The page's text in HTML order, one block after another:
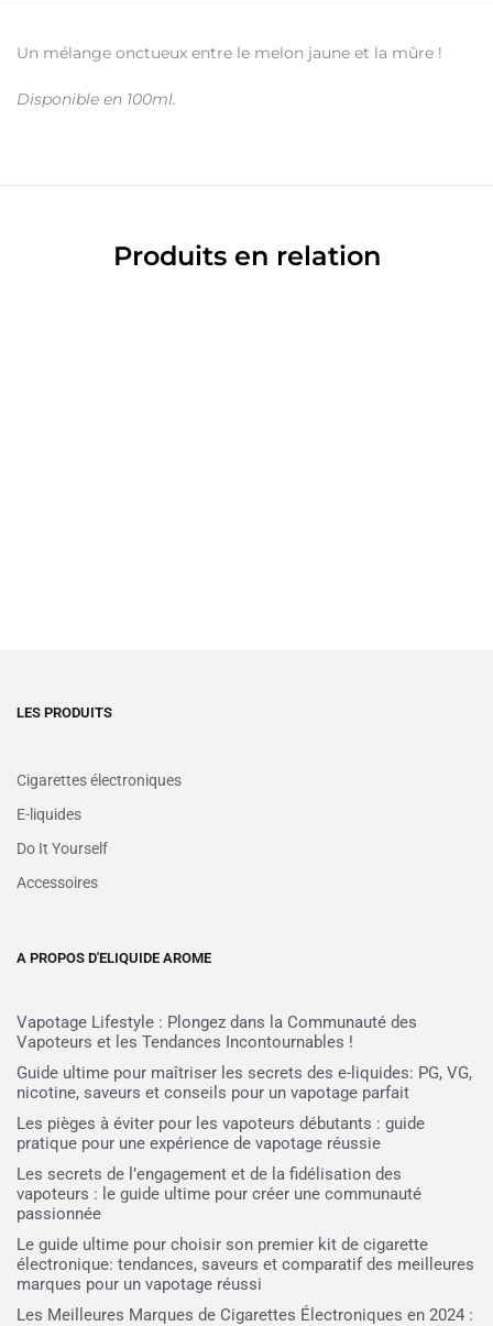
Un mélange onctueux entre le melon jaune et la mûre !
Disponible en 100ml.
Produits en relation
LES PRODUITS
Cigarettes électroniques
E-liquides
Do It Yourself
Accessoires
A PROPOS D'ELIQUIDE AROME
Vapotage Lifestyle : Plongez dans la Communauté des
Vapoteurs et les Tendances Incontournables !
Guide ultime pour maîtriser les secrets des e-liquides: PG, VG,
nicotine, saveurs et conseils pour un vapotage parfait
Les pièges à éviter pour les vapoteurs débutants : guide
pratique pour une expérience de vapotage réussie
Les secrets de l’engagement et de la fidélisation des
vapoteurs : le guide ultime pour créer une communauté
passionnée
Le guide ultime pour choisir son premier kit de cigarette
électronique: tendances, saveurs et comparatif des meilleures
marques pour un vapotage réussi
Les Meilleures Marques de Cigarettes Électroniques en 2024 :